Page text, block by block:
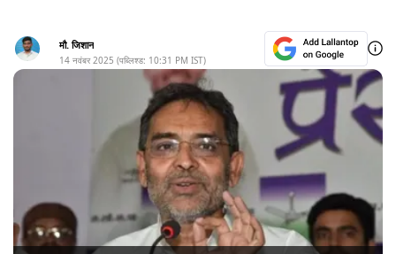
मौ. जिशान
14 नवंबर 2025 (पब्लिश्ड: 10:31 PM IST)